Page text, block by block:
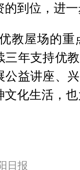
的到位，进
教屋场的重
三年支持优
公益讲座、
文化生活，
日报